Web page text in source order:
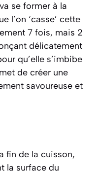
se former à la
l’on ‘casse’ cette
7 fois, mais 2
délicatement
qu’elle s’imbibe
de créer une
savoureuse et
fin de la cuisson,
la surface du